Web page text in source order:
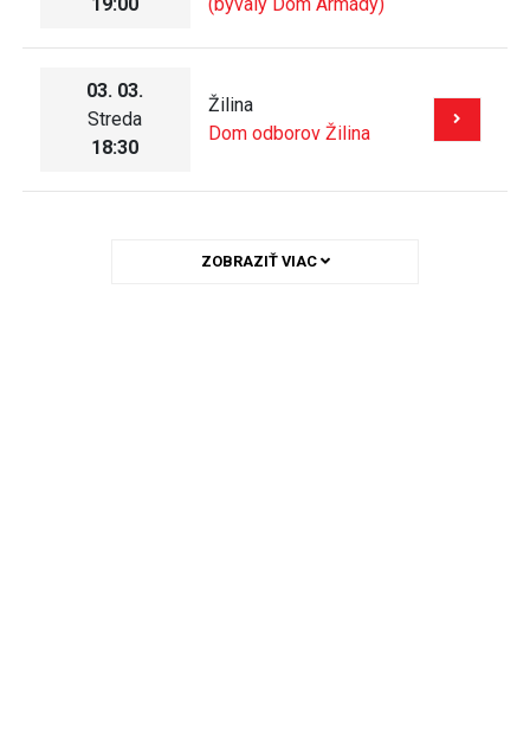
03. 03.
Streda
18:30
Žilina
Dom odborov Žilina
ZOBRAZIŤ VIAC